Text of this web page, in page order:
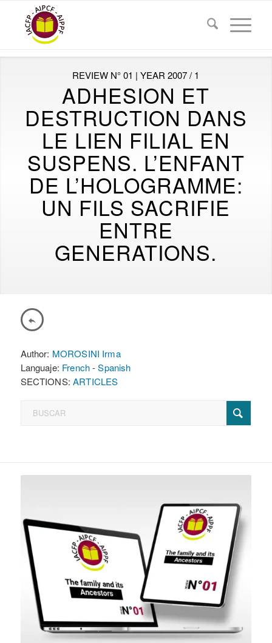
REVIEW N° 01 | YEAR 2007 / 1
ADHESION ET
DESTRUCTION DANS
LE LIEN FILIAL EN
SUSPENS. L’ENFANT
DE L’HOLOGRAMME:
UN FILS SACRIFIE
ENTRE
GENERATIONS.
Author: MOROSINI Irma
Languaje: French-Spanish
SECTIONS:ARTICLES